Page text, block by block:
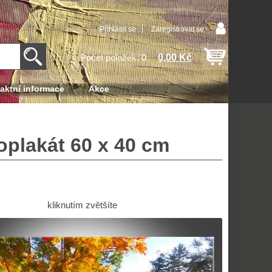
Přihlásit se Zaregistrovat se
Počet položek: 0 0,00 Kč
informace Akce
60 x 40 cm
kliknutím zvětšíte